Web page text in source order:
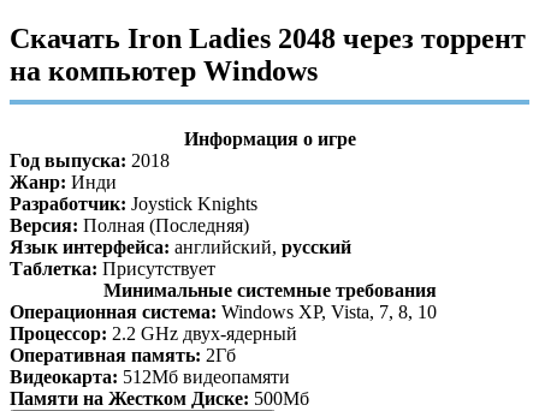
Скачать Iron Ladies 2048 через торрент
на компьютер Windows
Информация о игре
Год выпуска: 2018
Жанр: Инди
Разработчик: Joystick Knights
Версия: Полная (Последняя)
Язык интерфейса: английский, русский
Таблетка: Присутствует
Минимальные системные требования
Операционная система: Windows XP, Vista, 7, 8, 10
Процессор: 2.2 GHz двух-ядерный
Оперативная память: 2Гб
Видеокарта: 512Мб видеопамяти
Памяти на Жестком Диске: 500Мб